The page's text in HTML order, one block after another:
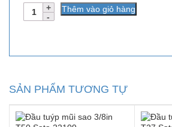
Số
lượng
Thêm vào giỏ hàng
SẢN PHẨM TƯƠNG TỰ